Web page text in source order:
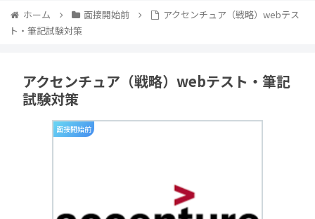
ホーム 面接開始前
アクセンチュア（戦略）webテス
ト・筆記試験対策
アクセンチュア（戦略）webテスト・筆記
試験対策
面接開始前